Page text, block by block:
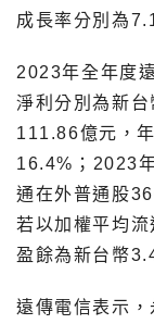
成長率分別為
2023年全年度
淨利分別為新
111.86億元，
16.4%；2023
通在外普通股
若以加權平均
盈餘為新台幣
遠傳電信表示